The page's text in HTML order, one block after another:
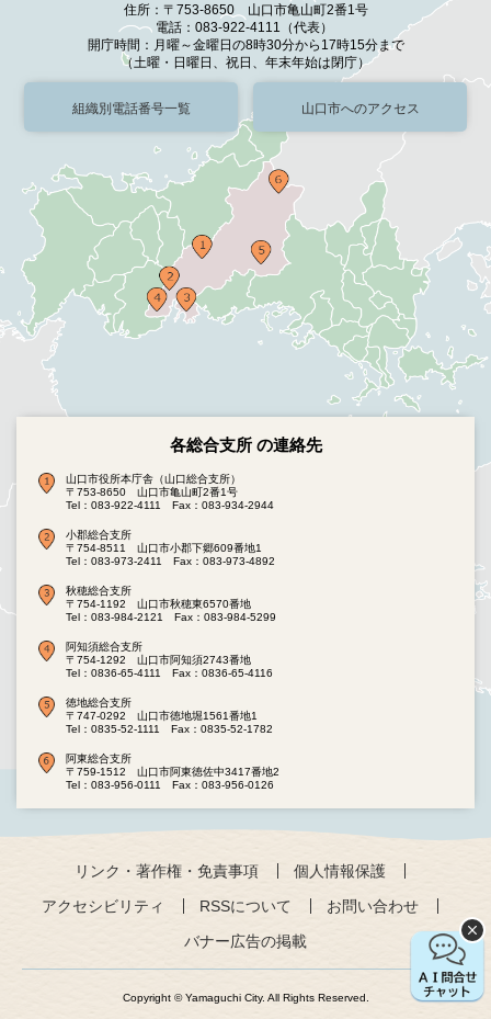
住所：〒753-8650 山口市亀山町2番1号
電話：083-922-4111（代表）
開庁時間：月曜～金曜日の8時30分から17時15分まで
（土曜・日曜日、祝日、年末年始は閉庁）
組織別電話番号一覧 山口市へのアクセス
各総合支所 の連絡先
山口市役所本庁舎（山口総合支所）
〒753-8650 山口市亀山町2番1号
Tel：083-922-4111
Fax：083-934-2944
小郡総合支所
〒754-8511 山口市小郡下郷609番地1
Tel：083-973-2411
Fax：083-973-4892
秋穂総合支所
〒754-1192 山口市秋穂東6570番地
Tel：083-984-2121
Fax：083-984-5299
阿知須総合支所
〒754-1292 山口市阿知須2743番地
Tel：0836-65-4111
Fax：0836-65-4116
徳地総合支所
〒747-0292 山口市徳地堀1561番地1
Tel：0835-52-1111
Fax：0835-52-1782
阿東総合支所
〒759-1512 山口市阿東徳佐中3417番地2
Tel：083-956-0111
Fax：083-956-0126
リンク・著作権・免責事項
個人情報保護
アクセシビリティ
RSSについて
お問い合わせ
バナー広告の掲載
Copyright © Yamaguchi City. All Rights Reserved.